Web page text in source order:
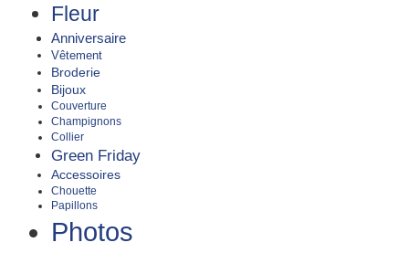
Fleur
Anniversaire
Vêtement
Broderie
Bijoux
Couverture
Champignons
Collier
Green Friday
Accessoires
Chouette
Papillons
Photos